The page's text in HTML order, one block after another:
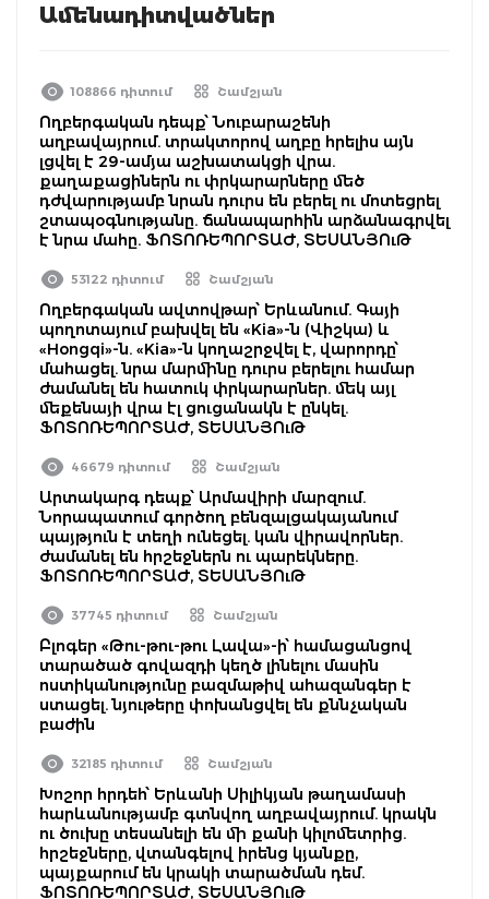
Ամենադիտվածներ
108866 դիտում Շամշյան
Ողբերգական դեպք՝ Նուբարաշենի
աղբավայրում. տրակտորով աղբը հրելիս այն
լցվել է 29-ամյա աշխատակցի վրա.
քաղաքացիներն ու փրկարարները մեծ
դժվարությամբ նրան դուրս են բերել ու մոտեցրել
շտապօգնությանը. ճանապարհին արձանագրվել
է նրա մահը. ՖՈՏՈՌԵՊՈՐՏԱԺ, ՏԵՍԱՆՅՈւԹ
53122 դիտում Շամշյան
Ողբերգական ավտովթար՝ Երևանում. Գայի
պողոտայում բախվել են «Kia»-ն (Վիշկա) և
«Hongqi»-ն. «Kia»-ն կողաշրջվել է, վարորդը՝
մահացել. նրա մարմինը դուրս բերելու համար
ժամանել են հատուկ փրկարարներ. մեկ այլ
մեքենայի վրա էլ ցուցանակն է ընկել.
ՖՈՏՈՌԵՊՈՐՏԱԺ, ՏԵՍԱՆՅՈւԹ
46679 դիտում Շամշյան
Արտակարգ դեպք՝ Արմավիրի մարզում.
Նորապատում գործող բենզալցակայանում
պայթյուն է տեղի ունեցել. կան վիրավորներ.
ժամանել են հրշեջներն ու պարեկները.
ՖՈՏՈՌԵՊՈՐՏԱԺ, ՏԵՍԱՆՅՈւԹ
37745 դիտում Շամշյան
Բլոգեր «Թու-թու-թու Լավա»-ի՝ համացանցով
տարածած գովազդի կեղծ լինելու մասին
ոստիկանությունը բազմաթիվ ահազանգեր է
ստացել. նյութերը փոխանցվել են քննչական
բաժին
32185 դիտում Շամշյան
Խոշոր հրդեհ՝ Երևանի Սիլիկյան թաղամասի
հարևանությամբ գտնվող աղբավայրում. կրակն
ու ծուխը տեսանելի են մի քանի կիլոմետրից.
հրշեջները, վտանգելով իրենց կյանքը,
պայքարում են կրակի տարածման դեմ.
ՖՈՏՈՌԵՊՈՐՏԱԺ, ՏԵՍԱՆՅՈւԹ